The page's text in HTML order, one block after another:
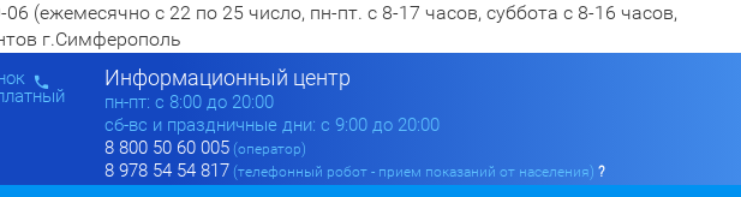
(ежемесячно с 22 по 25 число, пн-пт. с 8-17 часов, суббота с 8-16 часов,
г.Симферополь
Информационный центр
пн-пт: c 8:00 до 20:00
сб-вс и праздничные дни: с 9:00 до 20:00
8 800 50 60 005 (оператор)
8 978 54 54 817 (телефонный робот - прием показаний от населения) ?